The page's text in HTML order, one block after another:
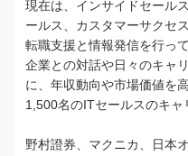
現在は、インサイドセール
ールス、カスタマーサクセ
転職支援と情報発信を行って
企業との対話や日々のキャ
に、年収動向や市場価値を
1,500名のITセールスのキャ
野村證券、マクニカ、日本